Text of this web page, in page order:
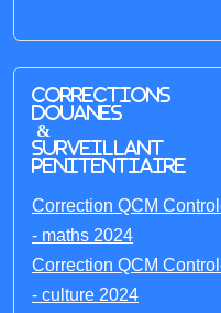
Corrections
Douanes
&
Surveillant
penitentiaire
Correction QCM
- maths 2024
Correction QCM
- culture 2024